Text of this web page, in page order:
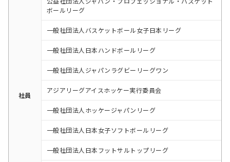
社員
ボールリーグ
一般社団法人バスケットボール女子日本リーグ
一般社団法人日本ハンドボールリーグ
一般社団法人ジャパンラグビーリーグワン
アジアリーグアイスホッケー実行委員会
一般社団法人ホッケージャパンリーグ
一般社団法人日本女子ソフトボールリーグ
一般社団法人日本フットサルトップリーグ